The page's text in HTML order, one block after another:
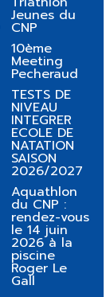
Jeunes du
CNP
10ème
Meeting
Pecheraud
TESTS DE
NIVEAU
INTEGRER
ECOLE DE
NATATION
SAISON
2026/2027
Aquathlon
du CNP :
rendez-vous
le 14 juin
2026 à la
piscine
Roger Le
Gall